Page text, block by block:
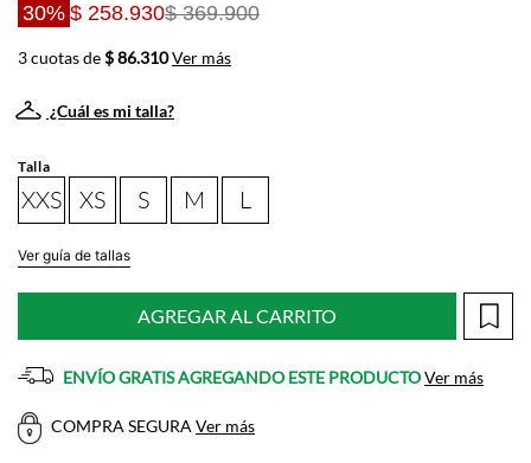
30% $ 258.930$ 369.900
3 cuotas de$ 86.310Ver más
¿Cuál es mi talla?
Talla
XXS XS S M L
Ver guía de tallas
AGREGAR AL CARRITO
ENVÍO GRATIS AGREGANDO ESTE PRODUCTOVer más
COMPRA SEGURA Ver más